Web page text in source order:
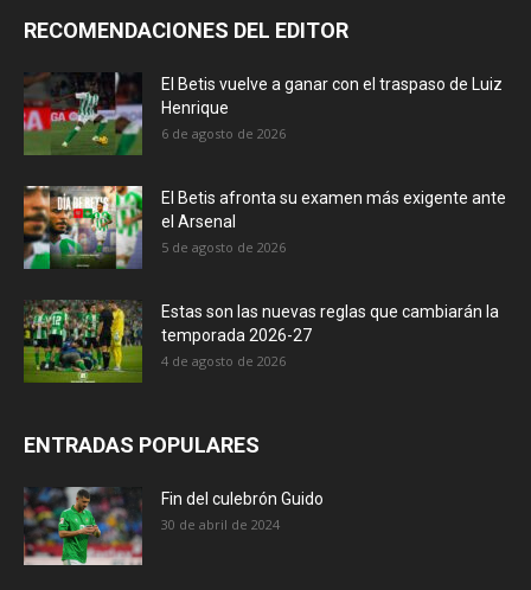
RECOMENDACIONES DEL EDITOR
El Betis vuelve a ganar con el traspaso de Luiz
Henrique
6 de agosto de 2026
El Betis afronta su examen más exigente ante
el Arsenal
5 de agosto de 2026
Estas son las nuevas reglas que cambiarán la
temporada 2026-27
4 de agosto de 2026
ENTRADAS POPULARES
Fin del culebrón Guido
30 de abril de 2024